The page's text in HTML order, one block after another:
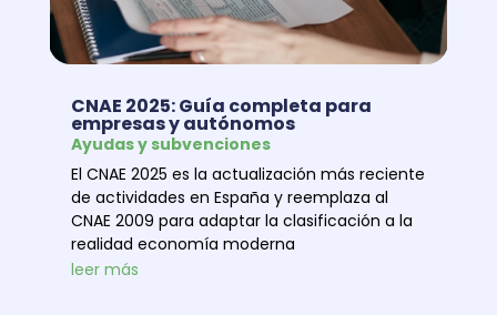
CNAE 2025: Guía completa para
empresas y autónomos
Ayudas y subvenciones
El CNAE 2025 es la actualización más reciente
de actividades en España y reemplaza al
CNAE 2009 para adaptar la clasificación a la
realidad economía moderna
leer más